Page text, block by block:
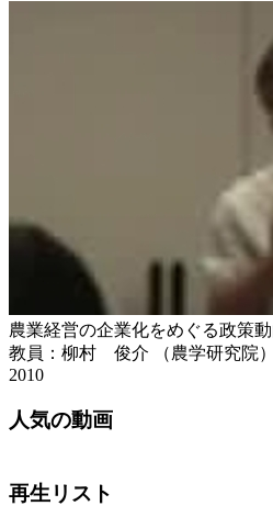
農業経営の企業化をめぐる政策
教員：柳村 俊介 （農学研究院）
2010
人気の動画
再生リスト